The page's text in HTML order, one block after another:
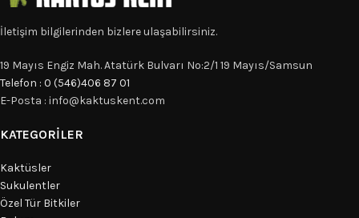
İletişim bilgilerinden bizlere ulaşabilirsiniz.
19 Mayıs Engiz Mah. Atatürk Bulvarı No:2/1 19 Mayıs/Samsun
Telefon : 0 (546)406 87 01
E-Posta : info@kaktuskent.com
KATEGORILER
Kaktüsler
Sukulentler
Özel Tür Bitkiler